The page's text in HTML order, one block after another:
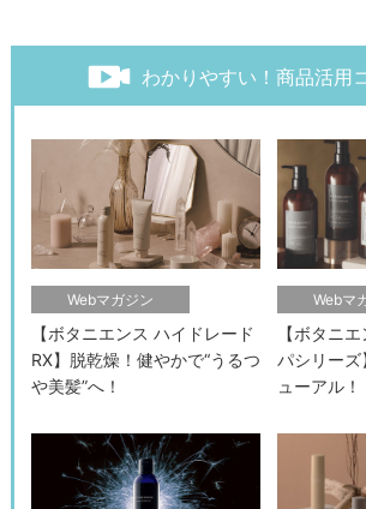
わかりやすい！商品活用
Webマガジン
【ボタニエンス ハイドレード
RX】脱乾燥！健やかで“うるつ
や美髪”へ！
Webマ
【ボタニ
パシリーズ
ューアル！